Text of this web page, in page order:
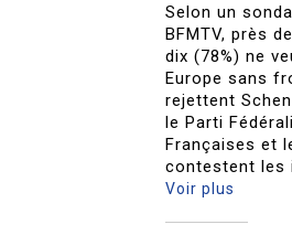
Selon un
BFMTV, près
dix (78%) ne
Europe sans
rejettent
le Parti
Françaises et
contestent les
Voir plus